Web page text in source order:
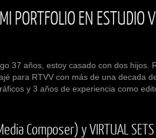
MI PORTFOLIO EN ESTUDIO
37 años, estoy casado con dos hijos.
para RTVV con más de una decada
y 3 años de experiencia como
Composer) y VIRTUAL